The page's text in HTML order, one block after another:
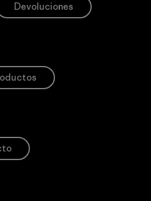
Devoluciones